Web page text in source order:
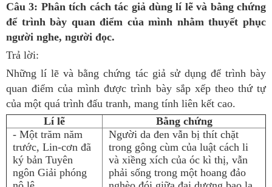
Câu 3: Phân tích cách tác giả dùng lí lẽ và bằng chứng
để trình bày quan điểm của mình nhằm thuyết phục
người nghe, người đọc.
Trả lời:
Những lí lẽ và bằng chứng tác giả sử dụng để trình bày
quan điểm của mình được trình bày sắp xếp theo thứ tự
của một quá trình đấu tranh, mang tính liên kết cao.
Lí lẽ
Bằng chứng
- Một trăm năm
trước, Lin-cơn đã
ký bản Tuyên
ngôn Giải phóng
Người da đen vẫn bị thít chặt
trong gông cùm của luật cách li
và xiềng xích của óc kì thị, vẫn
phải sống trong một hoang đảo